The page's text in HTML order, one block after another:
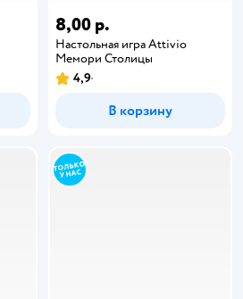
8,00 р.
Настольная игра Attivio
Мемори Столицы
4,9
В корзину